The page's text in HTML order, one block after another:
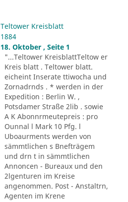
Teltower Kreisblatt
1884
18. Oktober , Seite 1
"...Teltower KreisblattTeltow er
Kreis blatt . Teltower blatt.
eicheint Inserate ttiwocha und
Zornadrnds . * werden in der
Expedition : Berlin W. ,
Potsdamer Straße 2lib . sowie
A K Abonnrmeutepreis : pro
Ounnal l Mark 10 Pfg. l
Uboaurments werden von
sämmtlichen s Bnefträgem
und drn t in sämmtlichen
Annoncen - Bureaux und den
2lgenturen im Kreise
angenommen. Post - Anstaltrn,
Agenten im Krene